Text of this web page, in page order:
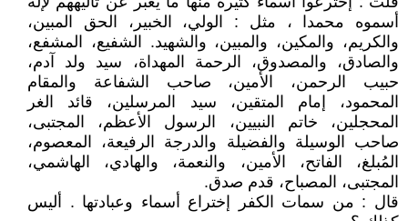
أسموه محمدا ، مثل : الولي، الخبير، الحق المبين،
والكريم، والمكين، والمبين، والشهيد. الشفيع، المشفع،
والصادق، والمصدوق، الرحمة المهداة، سيد ولد آدم،
حبيب الرحمن، الأمين، صاحب الشفاعة والمقام
المحمود، إمام المتقين، سيد المرسلين، قائد الغر
المحجلين، خاتم النبيين، الرسول الأعظم، المجتبى،
صاحب الوسيلة والفضيلة والدرجة الرفيعة، المعصوم،
المُبلغ، الفاتح، الأمين، والنعمة، والهادي، الهاشمي،
المجتبى، المصباح، قدم صدق.
قال : من سمات الكفر إختراع أسماء وعبادتها . أليس